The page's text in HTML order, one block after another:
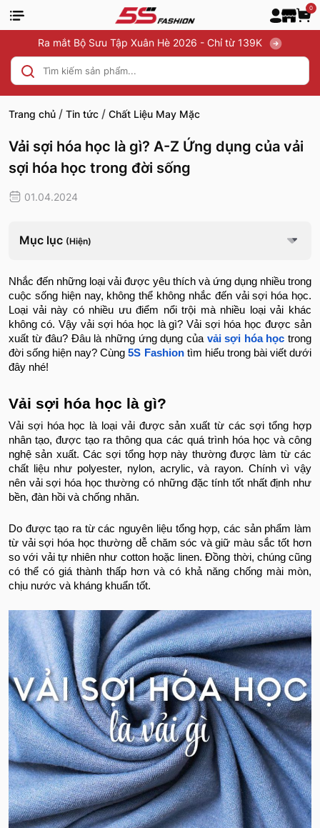
0
Ra mắt Bộ Sưu Tập Xuân Hè 2026 - Chỉ từ 139K
Trang chủ / Tin tức / Chất Liệu May Mặc
Vải sợi hóa học là gì? A-Z Ứng dụng của vải
sợi hóa học trong đời sống
01.04.2024
Mục lục (Hiện)
Nhắc đến những loại vải được yêu thích và ứng dụng nhiều trong
cuộc sống hiện nay, không thể không nhắc đến vải sợi hóa học.
Loại vải này có nhiều ưu điểm nổi trội mà nhiều loại vải khác
không có. Vậy vải sợi hóa học là gì? Vải sợi hóa học được sản
xuất từ đâu? Đâu là những ứng dụng của vải sợi hóa học trong
đời sống hiện nay? Cùng5S Fashiontìm hiểu trong bài viết dưới
đây nhé!
Vải sợi hóa học là gì?
Vải sợi hóa học là loại vải được sản xuất từ các sợi tổng hợp
nhân tạo, được tạo ra thông qua các quá trình hóa học và công
nghệ sản xuất. Các sợi tổng hợp này thường được làm từ các
chất liệu như polyester, nylon, acrylic, và rayon. Chính vì vậy
nên vải sợi hóa học thường có những đặc tính tốt nhất định như
bền, đàn hồi và chống nhăn.
Do được tạo ra từ các nguyên liệu tổng hợp, các sản phẩm làm
từ vải sợi hóa học thường dễ chăm sóc và giữ màu sắc tốt hơn
so với vải tự nhiên như cotton hoặc linen. Đồng thời, chúng cũng
có thể có giá thành thấp hơn và có khả năng chống mài mòn,
chịu nước và kháng khuẩn tốt.